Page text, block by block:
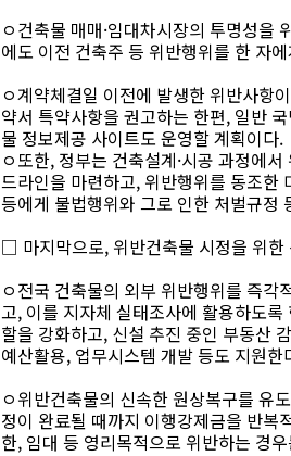
ㅇ건축물 매매·임대차시장의 투명성을
에도 이전 건축주 등 위반행위를 한 자
ㅇ계약체결일 이전에 발생한 위반사항
약서 특약사항을 권고하는 한편, 일반
물 정보제공 사이트도 운영할 계획이다.
ㅇ또한, 정부는 건축설계·시공 과정에
드라인을 마련하고, 위반행위를 동조한
등에게 불법행위와 그로 인한 처벌규정
□ 마지막으로, 위반건축물 시정을 위한
ㅇ전국 건축물의 외부 위반행위를 즉
고, 이를 지자체 실태조사에 활용하도
할을 강화하고, 신설 추진 중인 부동산
예산활용, 업무시스템 개발 등도 지원한
ㅇ위반건축물의 신속한 원상복구를 유
정이 완료될 때까지 이행강제금을 반복
한, 임대 등 영리목적으로 위반하는 경